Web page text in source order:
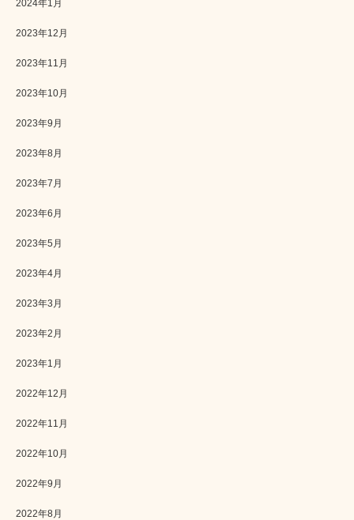
2024年1月
2023年12月
2023年11月
2023年10月
2023年9月
2023年8月
2023年7月
2023年6月
2023年5月
2023年4月
2023年3月
2023年2月
2023年1月
2022年12月
2022年11月
2022年10月
2022年9月
2022年8月